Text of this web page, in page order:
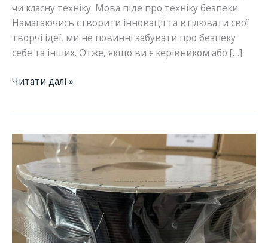
чи класну техніку. Мова піде про техніку безпеки.
Намагаючись створити інновації та втілювати свої
творчі ідеї, ми не повинні забувати про безпеку
себе та інших. Отже, якщо ви є керівником або […]
Базові
безпеки
мейкерських
просторів
Читати далі »